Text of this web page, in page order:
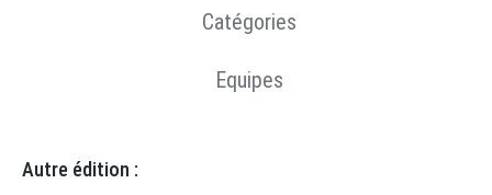
Catégories
Equipes
Autre édition :